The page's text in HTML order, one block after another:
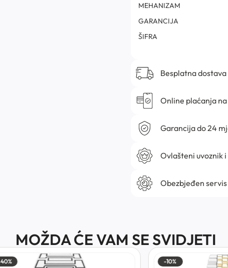
MEHANIZAM
GARANCIJA
ŠIFRA
Besplatna
Online plaćanja na
Garancija do 24
Ovlašteni uvoznik
Obezbjeđen servis
MOŽDA ĆE VAM SE SVIDJETI